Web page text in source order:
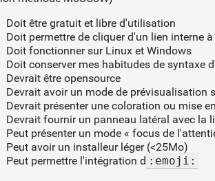
Doit être gratuit et libre d'utilisation
Doit permettre de cliquer d'un lien interne
Doit fonctionner sur Linux et Windows
Doit conserver mes habitudes de syntaxe
Devrait être opensource
Devrait avoir un mode de prévisualisation
Devrait présenter une coloration ou mise
Devrait fournir un panneau latéral avec la
Peut présenter un mode « focus de
Peut avoir un installeur léger (<25Mo)
Peut permettre l'intégration d :emoji: